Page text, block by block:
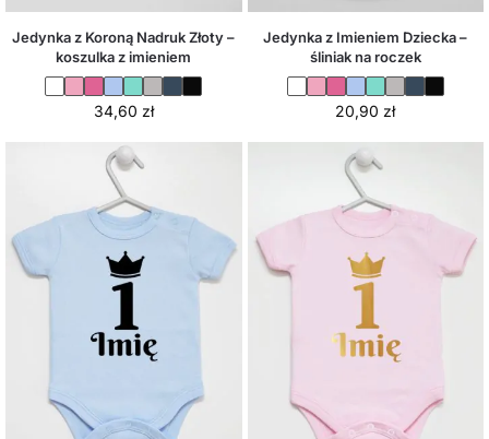
Jedynka z Koroną Nadruk Złoty –
koszulka z imieniem
34,60 zł
Jedynka z Imieniem Dziecka –
śliniak na roczek
20,90 zł